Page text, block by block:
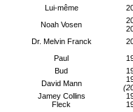
Lui-même
Noah Vosen
Dr. Melvin Franck
Paul
Bud
David Mann
Jamey Collins
Fleck